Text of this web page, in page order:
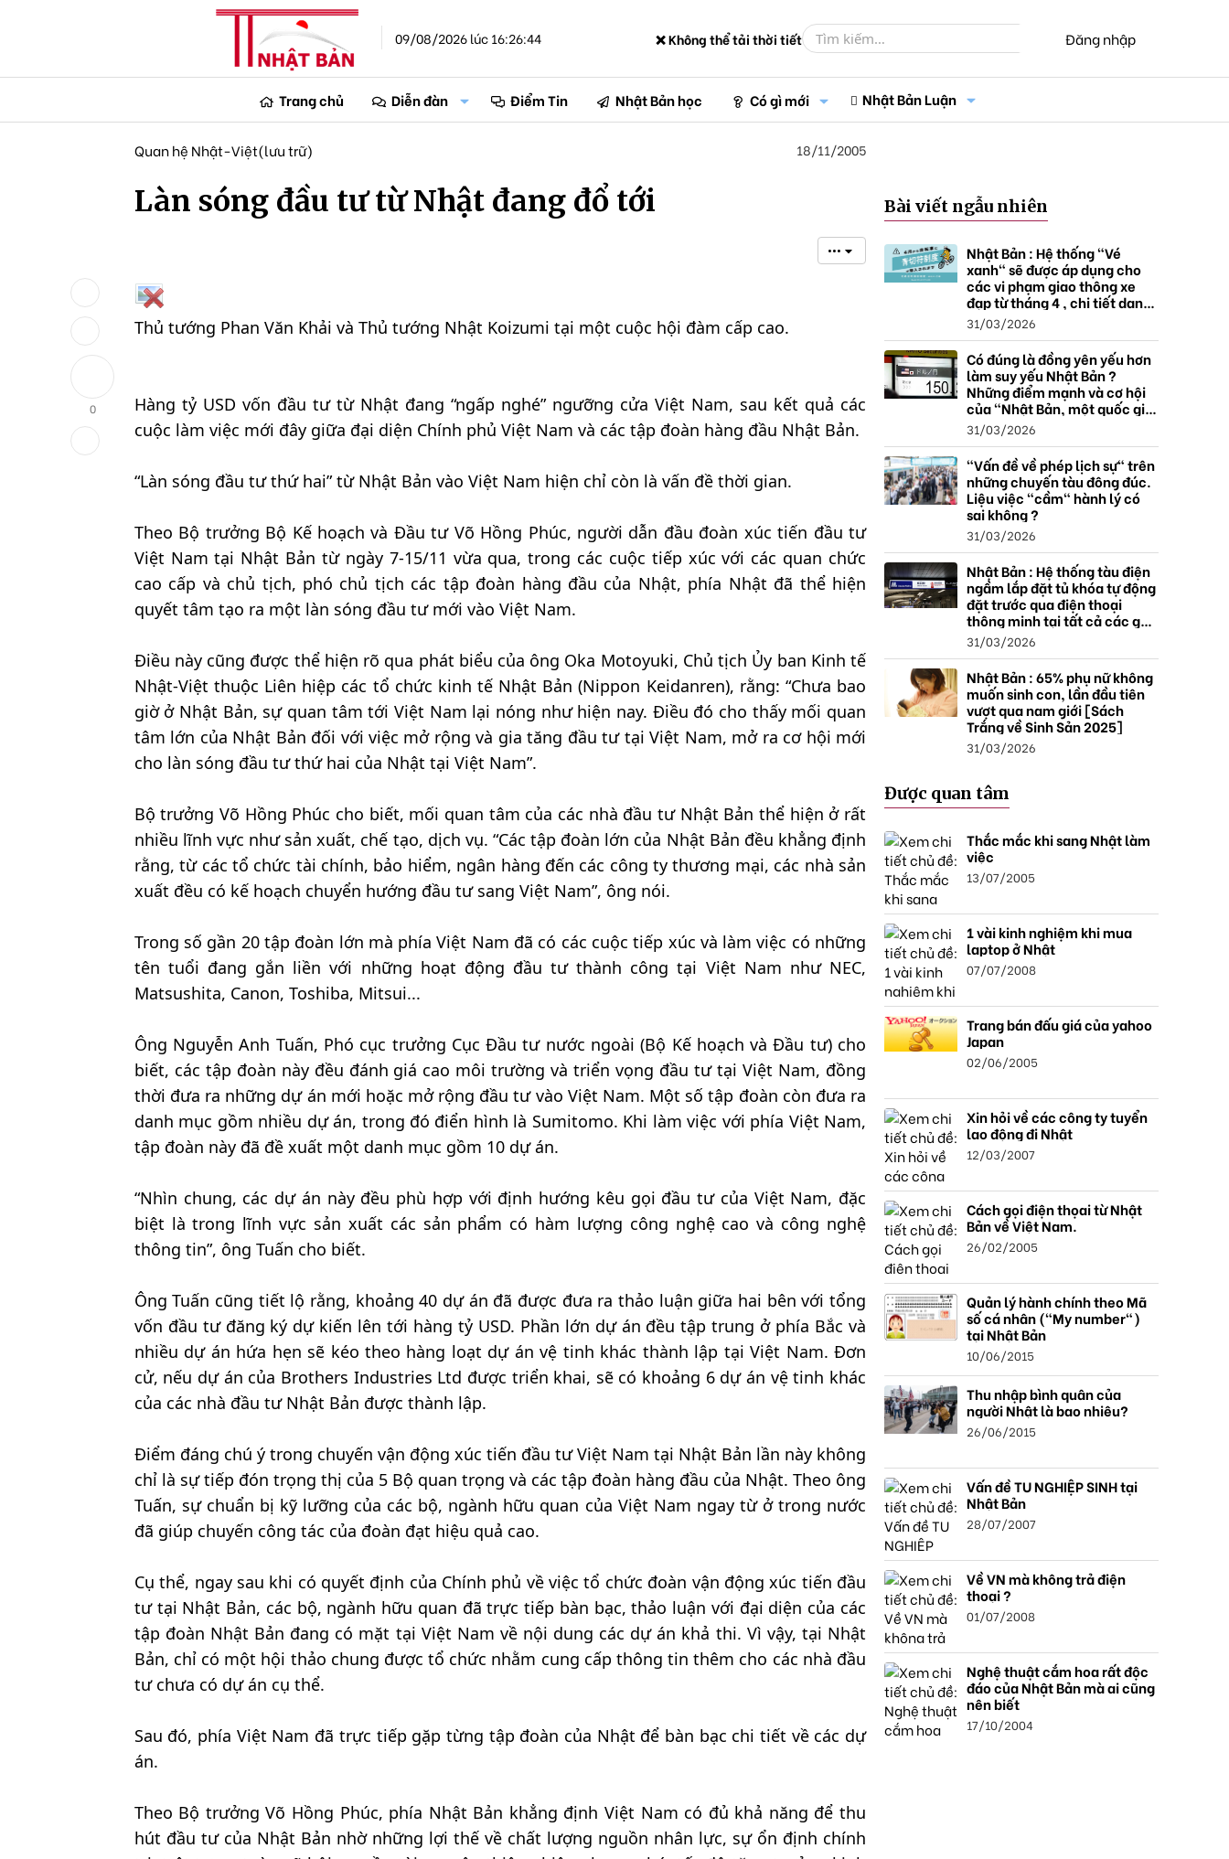
09/08/2026 lúc 16:26:44 ❌ Không thể tải thời tiết Đăng nhập
Trang chủ Diễn đàn Điểm Tin Nhật Bản học Có gì mới Nhật Bản Luận
0
Quan hệ Nhật-Việt(lưu trữ) 18/11/2005
Làn sóng đầu tư từ Nhật đang đổ tới
•••
Thủ tướng Phan Văn Khải và Thủ tướng Nhật Koizumi tại một cuộc hội đàm cấp cao.
Hàng tỷ USD vốn đầu tư từ Nhật đang “ngấp nghé” ngưỡng cửa Việt Nam, sau kết quả các
cuộc làm việc mới đây giữa đại diện Chính phủ Việt Nam và các tập đoàn hàng đầu Nhật Bản.
“Làn sóng đầu tư thứ hai” từ Nhật Bản vào Việt Nam hiện chỉ còn là vấn đề thời gian.
Theo Bộ trưởng Bộ Kế hoạch và Đầu tư Võ Hồng Phúc, người dẫn đầu đoàn xúc tiến đầu tư
Việt Nam tại Nhật Bản từ ngày 7-15/11 vừa qua, trong các cuộc tiếp xúc với các quan chức
cao cấp và chủ tịch, phó chủ tịch các tập đoàn hàng đầu của Nhật, phía Nhật đã thể hiện
quyết tâm tạo ra một làn sóng đầu tư mới vào Việt Nam.
Điều này cũng được thể hiện rõ qua phát biểu của ông Oka Motoyuki, Chủ tịch Ủy ban Kinh tế
Nhật-Việt thuộc Liên hiệp các tổ chức kinh tế Nhật Bản (Nippon Keidanren), rằng: “Chưa bao
giờ ở Nhật Bản, sự quan tâm tới Việt Nam lại nóng như hiện nay. Điều đó cho thấy mối quan
tâm lớn của Nhật Bản đối với việc mở rộng và gia tăng đầu tư tại Việt Nam, mở ra cơ hội mới
cho làn sóng đầu tư thứ hai của Nhật tại Việt Nam”.
Bộ trưởng Võ Hồng Phúc cho biết, mối quan tâm của các nhà đầu tư Nhật Bản thể hiện ở rất
nhiều lĩnh vực như sản xuất, chế tạo, dịch vụ. “Các tập đoàn lớn của Nhật Bản đều khẳng định
rằng, từ các tổ chức tài chính, bảo hiểm, ngân hàng đến các công ty thương mại, các nhà sản
xuất đều có kế hoạch chuyển hướng đầu tư sang Việt Nam”, ông nói.
Trong số gần 20 tập đoàn lớn mà phía Việt Nam đã có các cuộc tiếp xúc và làm việc có những
tên tuổi đang gắn liền với những hoạt động đầu tư thành công tại Việt Nam như NEC,
Matsushita, Canon, Toshiba, Mitsui...
Ông Nguyễn Anh Tuấn, Phó cục trưởng Cục Đầu tư nước ngoài (Bộ Kế hoạch và Đầu tư) cho
biết, các tập đoàn này đều đánh giá cao môi trường và triển vọng đầu tư tại Việt Nam, đồng
thời đưa ra những dự án mới hoặc mở rộng đầu tư vào Việt Nam. Một số tập đoàn còn đưa ra
danh mục gồm nhiều dự án, trong đó điển hình là Sumitomo. Khi làm việc với phía Việt Nam,
tập đoàn này đã đề xuất một danh mục gồm 10 dự án.
“Nhìn chung, các dự án này đều phù hợp với định hướng kêu gọi đầu tư của Việt Nam, đặc
biệt là trong lĩnh vực sản xuất các sản phẩm có hàm lượng công nghệ cao và công nghệ
thông tin”, ông Tuấn cho biết.
Ông Tuấn cũng tiết lộ rằng, khoảng 40 dự án đã được đưa ra thảo luận giữa hai bên với tổng
vốn đầu tư đăng ký dự kiến lên tới hàng tỷ USD. Phần lớn dự án đều tập trung ở phía Bắc và
nhiều dự án hứa hẹn sẽ kéo theo hàng loạt dự án vệ tinh khác thành lập tại Việt Nam. Đơn
cử, nếu dự án của Brothers Industries Ltd được triển khai, sẽ có khoảng 6 dự án vệ tinh khác
của các nhà đầu tư Nhật Bản được thành lập.
Điểm đáng chú ý trong chuyến vận động xúc tiến đầu tư Việt Nam tại Nhật Bản lần này không
chỉ là sự tiếp đón trọng thị của 5 Bộ quan trọng và các tập đoàn hàng đầu của Nhật. Theo ông
Tuấn, sự chuẩn bị kỹ lưỡng của các bộ, ngành hữu quan của Việt Nam ngay từ ở trong nước
đã giúp chuyến công tác của đoàn đạt hiệu quả cao.
Cụ thể, ngay sau khi có quyết định của Chính phủ về việc tổ chức đoàn vận động xúc tiến đầu
tư tại Nhật Bản, các bộ, ngành hữu quan đã trực tiếp bàn bạc, thảo luận với đại diện của các
tập đoàn Nhật Bản đang có mặt tại Việt Nam về nội dung các dự án khả thi. Vì vậy, tại Nhật
Bản, chỉ có một hội thảo chung được tổ chức nhằm cung cấp thông tin thêm cho các nhà đầu
tư chưa có dự án cụ thể.
Sau đó, phía Việt Nam đã trực tiếp gặp từng tập đoàn của Nhật để bàn bạc chi tiết về các dự
án.
Theo Bộ trưởng Võ Hồng Phúc, phía Nhật Bản khẳng định Việt Nam có đủ khả năng để thu
hút đầu tư của Nhật Bản nhờ những lợi thế về chất lượng nguồn nhân lực, sự ổn định chính
Bài viết ngẫu nhiên
Nhật Bản : Hệ thống "Vé
xanh" sẽ được áp dụng cho
các vi phạm giao thông xe
đạp từ tháng 4 , chi tiết danh
sách và mức xử phạt.
31/03/2026
Có đúng là đồng yên yếu hơn
làm suy yếu Nhật Bản ?
Những điểm mạnh và cơ hội
của "Nhật Bản, một quốc gia
thặng dư".
31/03/2026
"Vấn đề về phép lịch sự" trên
những chuyến tàu đông đúc.
Liệu việc "cầm" hành lý có
sai không ?
31/03/2026
Nhật Bản : Hệ thống tàu điện
ngầm lắp đặt tủ khóa tự động
đặt trước qua điện thoại
thông minh tại tất cả các ga ,
mở rộng mạng lưới do nhu
cầu tăng.
31/03/2026
Nhật Bản : 65% phụ nữ không
muốn sinh con, lần đầu tiên
vượt qua nam giới [Sách
Trắng về Sinh Sản 2025]
31/03/2026
Được quan tâm
Thắc mắc khi sang Nhật làm
việc
13/07/2005
1 vài kinh nghiệm khi mua
laptop ở Nhật
07/07/2008
Trang bán đấu giá của yahoo
Japan
02/06/2005
Xin hỏi về các công ty tuyển
lao động đi Nhật
12/03/2007
Cách gọi điện thọai từ Nhật
Bản về Việt Nam.
26/02/2005
Quản lý hành chính theo Mã
số cá nhân ("My number")
tại Nhật Bản
10/06/2015
Thu nhập bình quân của
người Nhật là bao nhiêu?
26/06/2015
Vấn đề TU NGHIỆP SINH tại
Nhật Bản
28/07/2007
Về VN mà không trả điện
thoại ?
01/07/2008
Nghệ thuật cắm hoa rất độc
đáo của Nhật Bản mà ai cũng
nên biết
17/10/2004